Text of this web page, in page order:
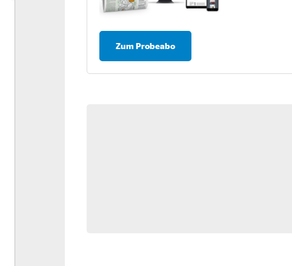
Dossier: Antriebswende
Umfrage: Nachhaltigkeit in
der Logistik
Zum Probeabo